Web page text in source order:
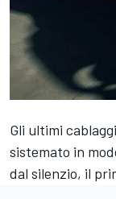
Gli ultimi
sistemato in
dal silenzio, il